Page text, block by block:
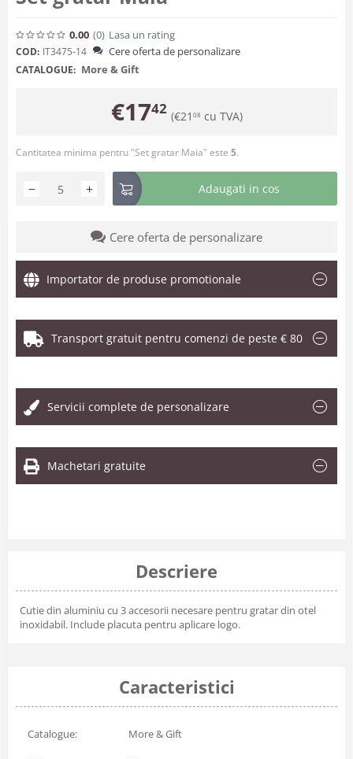
0.00 (0) Lasa un rating
COD: IT3475-14 Cere oferta de personalizare
CATALOGUE: More & Gift
€1742 (€21 08 cu TVA)
Cantitatea minima pentru "Set gratar Maia" este 5.
+
− Adaugati in cos
Cere oferta de personalizare
Importator de produse promotionale
Transport gratuit pentru comenzi de peste € 80
Servicii complete de personalizare
Machetari gratuite
Descriere
Cutie din aluminiu cu 3 accesorii necesare pentru gratar din otel
inoxidabil. Include placuta pentru aplicare logo.
Caracteristici
Catalogue: More & Gift